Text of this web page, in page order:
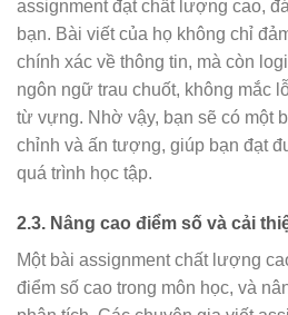
assignment đạt chất lượng cao,
bạn. Bài viết của họ không chỉ
chính xác về thông tin, mà còn
ngôn ngữ trau chuốt, không mắc
từ vựng. Nhờ vậy, bạn sẽ có một
chỉnh và ấn tượng, giúp bạn đạt
quá trình học tập.
2.3. Nâng cao điểm số và cải
Một bài assignment chất lượng
điểm số cao trong môn học, và